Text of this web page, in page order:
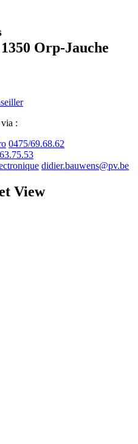
Orp-Jauche
:
0475/69.68.62
didier.bauwens@pv.be
View